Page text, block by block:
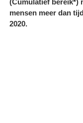
mensen meer dan
2020.